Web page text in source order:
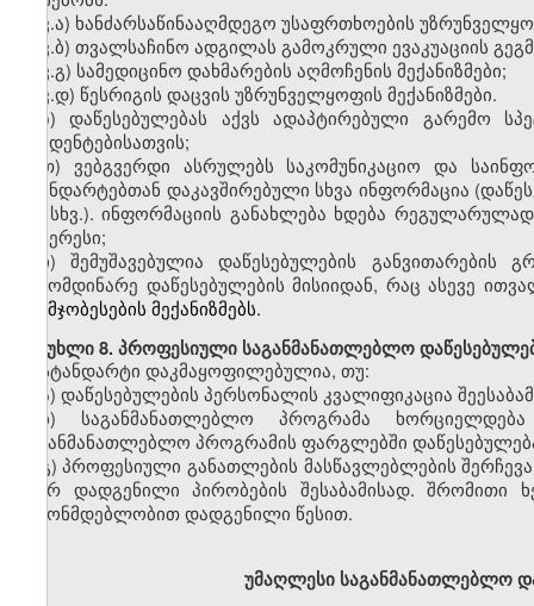
ვ.ა) ხანძარსაწინააღმდეგო უსაფრთხოების
ვ.ბ) თვალსაჩინო ადგილას გამოკრული ევაკუაციის
ვ.გ) სამედიცინო დახმარების აღმოჩენის მექანიზმები;
ვ.დ) წესრიგის დაცვის უზრუნველყოფის მექანიზმები.
ზ) დაწესებულებას აქვს ადაპტირებული გარემო
სტუდენტებისათვის;
თ) ვებგვერდი ასრულებს საკომუნიკაციო და
სტანდარტებთან დაკავშირებული სხვა ინფორმაცია
სხვ.). ინფორმაციის განახლება ხდება
ინტერესი;
ი) შემუშავებულია დაწესებულების განვითარების
გამომდინარე დაწესებულების მისიიდან, რაც ასევე
გაუმჯობესების მექანიზმებს.
მუხლი8. პროფესიული საგანმანათლებლო
სტანდარტი დაკმაყოფილებულია, თუ:
ა) დაწესებულების პერსონალის კვალიფიკაცია
ბ)
საგანმანათლებლო პროგრამა ხორციელდება
საგანმანათლებლო პროგრამის ფარგლებში
გ) პროფესიული განათლების მასწავლებლების
მიერ დადგენილი პირობების შესაბამისად. შრომითი
კანონმდებლობით დადგენილი წესით.
უმაღლესი საგანმანათლებლო